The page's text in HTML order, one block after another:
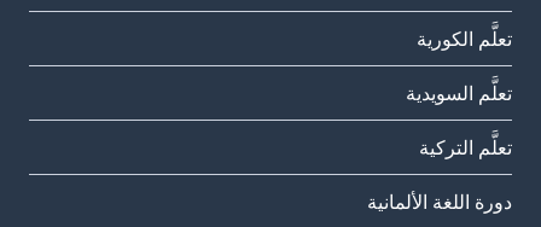
تعلَّم الكورية
تعلَّم السويدية
تعلَّم التركية
دورة اللغة الألمانية